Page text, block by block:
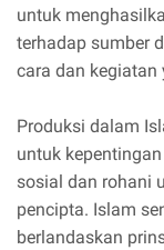
untuk
terhadap sumber
cara dan kegiatan
Produksi dalam
untuk
sosial dan rohani
pencipta. Islam
berlandaskan